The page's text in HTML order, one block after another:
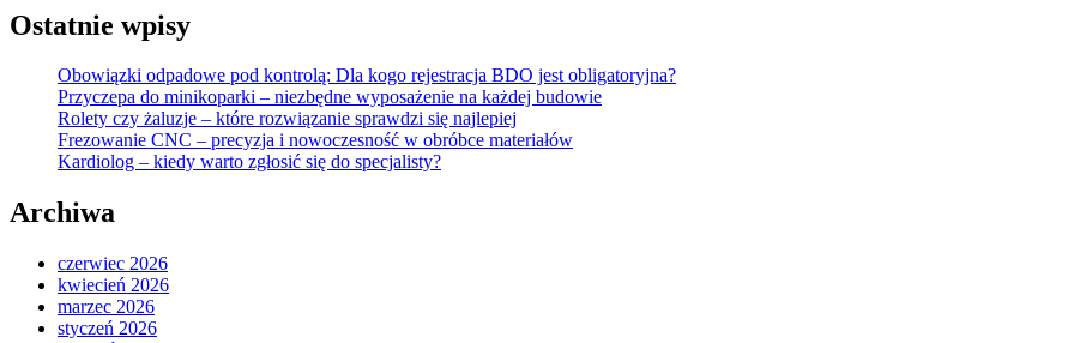
Ostatnie wpisy
Obowiązki odpadowe pod kontrolą: Dla kogo rejestracja BDO jest obligatoryjna?
Przyczepa do minikoparki – niezbędne wyposażenie na każdej budowie
Rolety czy żaluzje – które rozwiązanie sprawdzi się najlepiej
Frezowanie CNC – precyzja i nowoczesność w obróbce materiałów
Kardiolog – kiedy warto zgłosić się do specjalisty?
Archiwa
czerwiec 2026
kwiecień 2026
marzec 2026
styczeń 2026